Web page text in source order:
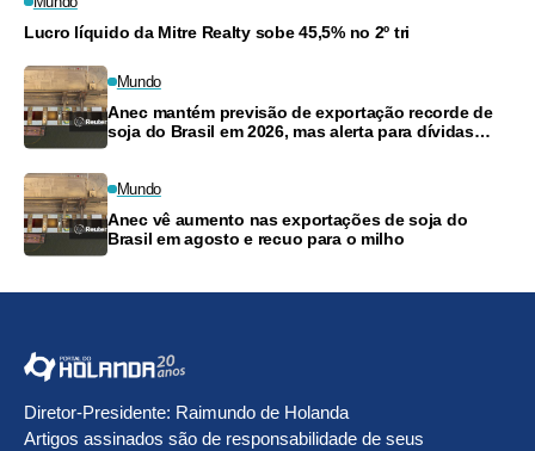
Lucro líquido da Mitre Realty sobe 45,5% no 2º tri
Mundo
Anec mantém previsão de exportação recorde de
soja do Brasil em 2026, mas alerta para dívidas
Mundo
Anec vê aumento nas exportações de soja do
Brasil em agosto e recuo para o milho
Diretor-Presidente: Raimundo de Holanda
Artigos assinados são de responsabilidade de seus